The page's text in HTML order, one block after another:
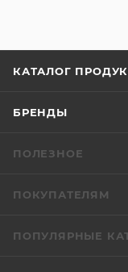
КАТАЛОГ
БРЕНДЫ
ПОЛЕЗНОЕ
ПОКУПАТЕЛЯМ
ПОПУЛЯРНЫЕ